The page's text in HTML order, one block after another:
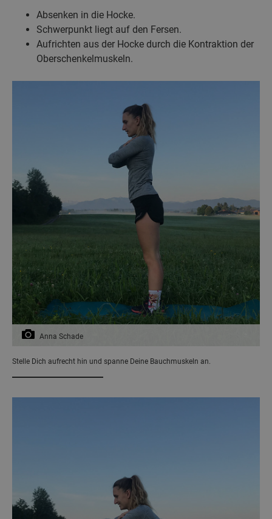
Absenken in die Hocke.
Schwerpunkt liegt auf den Fersen.
Aufrichten aus der Hocke durch die Kontraktion der
Oberschenkelmuskeln.
Anna Schade
Stelle Dich aufrecht hin und spanne Deine Bauchmuskeln an.